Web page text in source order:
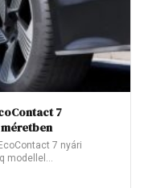
7
7 nyári
modellel…